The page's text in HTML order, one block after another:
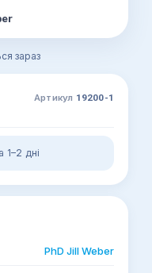
зараз
Артикул 19200-1
дні
PhD Jill Weber